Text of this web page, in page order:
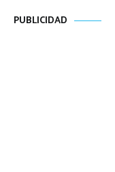
PUBLICIDAD